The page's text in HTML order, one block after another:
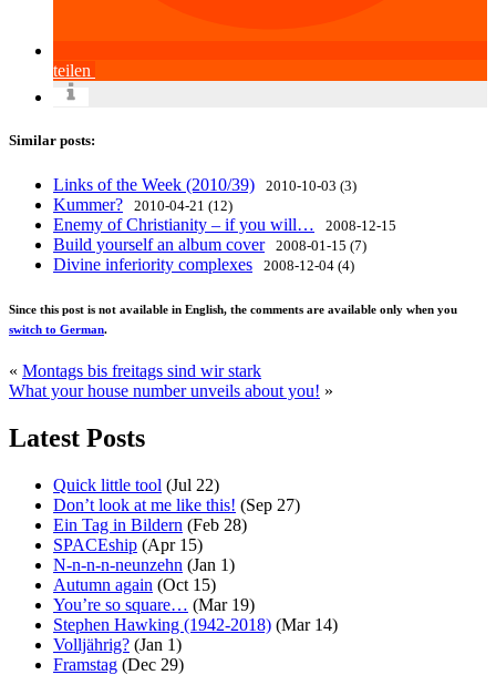
teilen
Similar posts:
Links of the Week (2010/39) 2010-10-03 (3)
Kummer? 2010-04-21 (12)
Enemy of Christianity – if you will… 2008-12-15
Build yourself an album cover 2008-01-15 (7)
Divine inferiority complexes 2008-12-04 (4)
Since this post is not available in English, the comments are available only when you
switch to German.
« Montags bis freitags sind wir stark
What your house number unveils about you! »
Latest Posts
Quick little tool (Jul 22)
Don’t look at me like this! (Sep 27)
Ein Tag in Bildern (Feb 28)
SPACEship (Apr 15)
N-n-n-n-neunzehn (Jan 1)
Autumn again (Oct 15)
You’re so square… (Mar 19)
Stephen Hawking (1942-2018) (Mar 14)
Volljährig? (Jan 1)
Framstag (Dec 29)